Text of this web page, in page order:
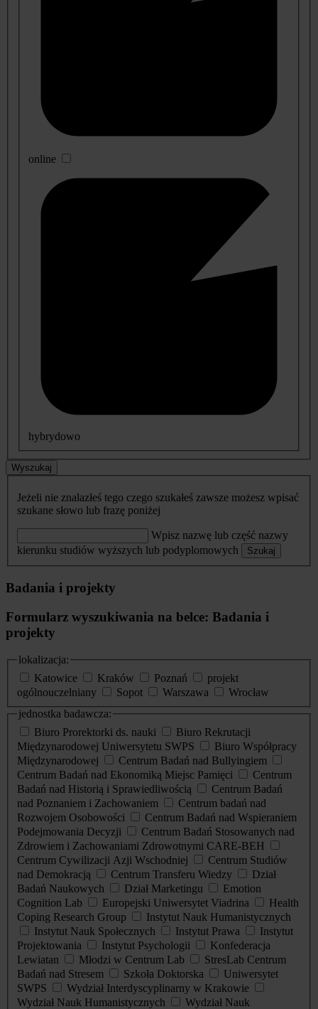
online
hybrydowo
Wyszukaj
Jeżeli nie znalazłeś tego czego szukałeś zawsze możesz wpisać
szukane słowo lub frazę poniżej
Wpisz nazwę lub część nazwy
kierunku studiów wyższych lub podyplomowych
Szukaj
Badania i projekty
Formularz wyszukiwania na belce: Badania i
projekty
lokalizacja:
Katowice
Kraków Poznań
projekt
ogólnouczelniany
Sopot Warszawa
Wrocław
jednostka badawcza:
Biuro Prorektorki ds. nauki
Biuro Rekrutacji
Międzynarodowej Uniwersytetu SWPS
Biuro Współpracy
Międzynarodowej
Centrum Badań nad Bullyingiem
Centrum Badań nad Ekonomiką Miejsc Pamięci
Centrum
Badań nad Historią i Sprawiedliwością
Centrum Badań
nad Poznaniem i Zachowaniem
Centrum badań nad
Rozwojem Osobowości
Centrum Badań nad Wspieraniem
Podejmowania Decyzji
Centrum Badań Stosowanych nad
Zdrowiem i Zachowaniami Zdrowotnymi CARE-BEH
Centrum Cywilizacji Azji Wschodniej
Centrum Studiów
nad Demokracją
Centrum Transferu Wiedzy
Dział
Badań Naukowych
Dział Marketingu
Emotion
Cognition Lab
Europejski Uniwersytet Viadrina
Health
Coping Research Group
Instytut Nauk Humanistycznych
Instytut Nauk Społecznych
Instytut Prawa
Instytut
Projektowania
Instytut Psychologii
Konfederacja
Lewiatan
Młodzi w Centrum Lab
StresLab Centrum
Badań nad Stresem
Szkoła Doktorska
Uniwersytet
SWPS
Wydział Interdyscyplinarny w Krakowie
Wydział Nauk Humanistycznych
Wydział Nauk